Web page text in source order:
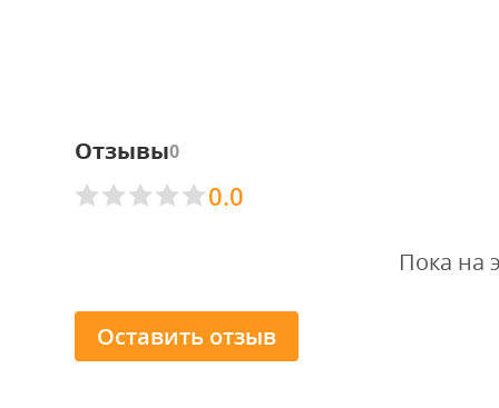
Отзывы0
0.0
Пока на
Оставить отзыв